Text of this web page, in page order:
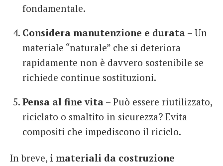
fondamentale.
Considera manutenzione e durata – Un
materiale “naturale” che si deteriora
rapidamente non è davvero sostenibile se
richiede continue sostituzioni.
Pensa al fine vita – Può essere riutilizzato,
riciclato o smaltito in sicurezza? Evita
compositi che impediscono il riciclo.
In breve, i materiali da costruzione